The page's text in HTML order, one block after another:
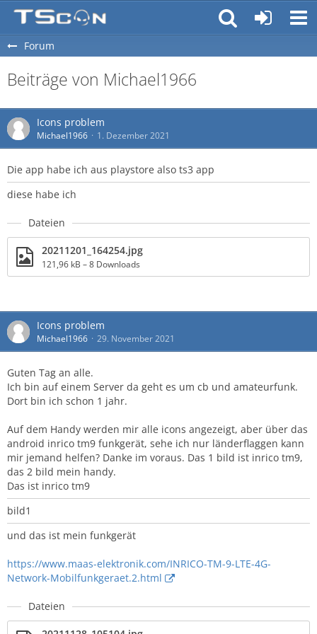
Forum
Beiträge von Michael1966
Icons problem
Michael1966 1. Dezember 2021
Die app habe ich aus playstore also ts3 app
diese habe ich
Dateien
20211201_164254.jpg
121,96 kB – 8 Downloads
Icons problem
Michael1966 29. November 2021
Guten Tag an alle.
Ich bin auf einem Server da geht es um cb und amateurfunk.
Dort bin ich schon 1 jahr.
Auf dem Handy werden mir alle icons angezeigt, aber über das
android inrico tm9 funkgerät, sehe ich nur länderflaggen kann
mir jemand helfen? Danke im voraus. Das 1 bild ist inrico tm9,
das 2 bild mein handy.
Das ist inrico tm9
bild1
und das ist mein funkgerät
https://www.maas-elektronik.com/INRICO-TM-9-LTE-4G-
Network-Mobilfunkgeraet.2.html
Dateien